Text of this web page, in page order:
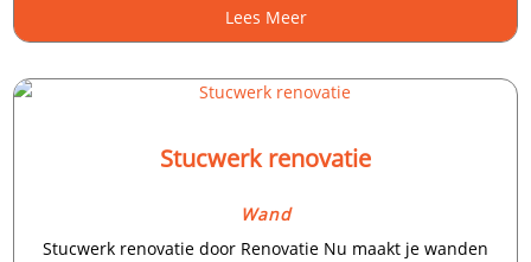
Lees Meer
Stucwerk renovatie
Wand
Stucwerk renovatie door Renovatie Nu maakt je wanden